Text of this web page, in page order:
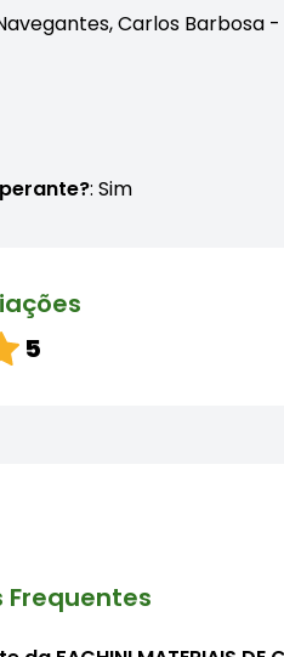
Carlos Barbosa -
: Sim
5
Frequentes